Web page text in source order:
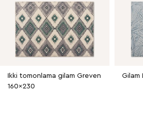
Ikki tomonlama gilam Greven
160x230
Gilam